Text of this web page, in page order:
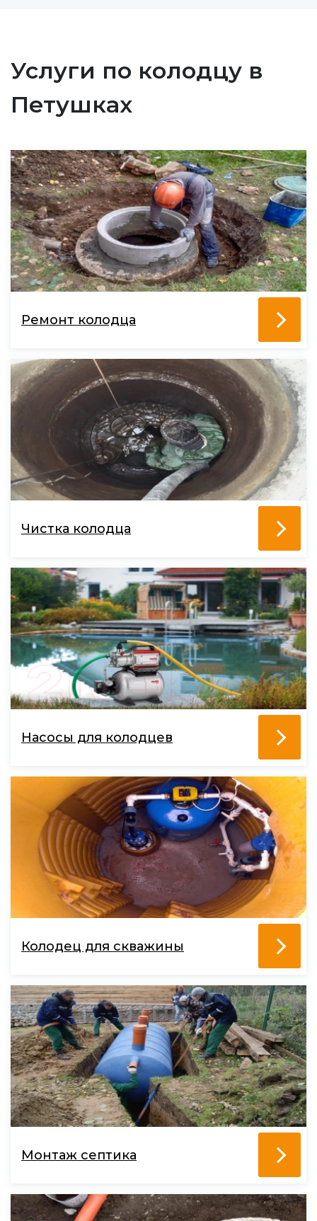
Услуги по колодцу в
Петушках
Ремонт колодца
Чистка колодца
Насосы для колодцев
Колодец для скважины
Монтаж септика